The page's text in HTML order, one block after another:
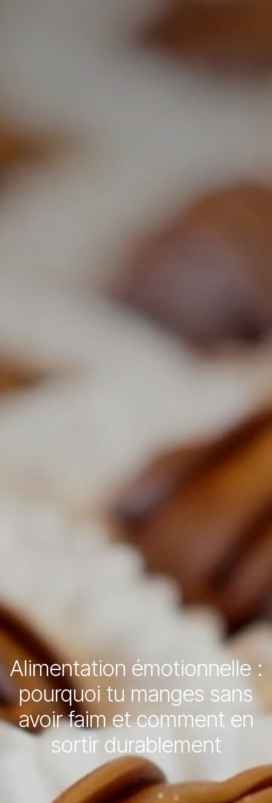
Alimentation émotionnelle :
pourquoi tu manges sans
avoir faim et comment en
sortir durablement